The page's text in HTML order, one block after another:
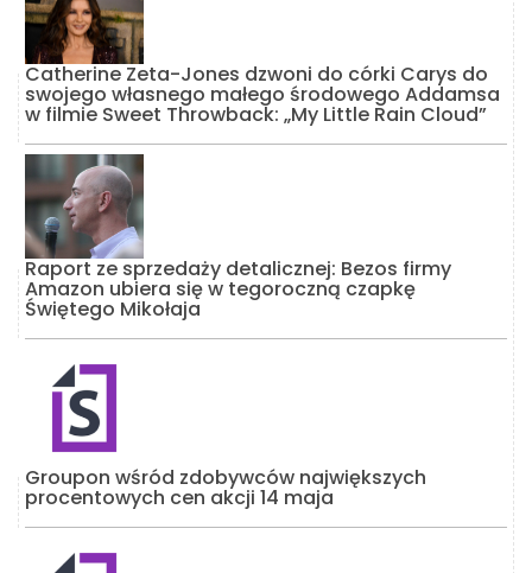
Catherine Zeta-Jones dzwoni do córki Carys do
swojego własnego małego środowego Addamsa
w filmie Sweet Throwback: „My Little Rain Cloud”
Raport ze sprzedaży detalicznej: Bezos firmy
Amazon ubiera się w tegoroczną czapkę
Świętego Mikołaja
Groupon wśród zdobywców największych
procentowych cen akcji 14 maja